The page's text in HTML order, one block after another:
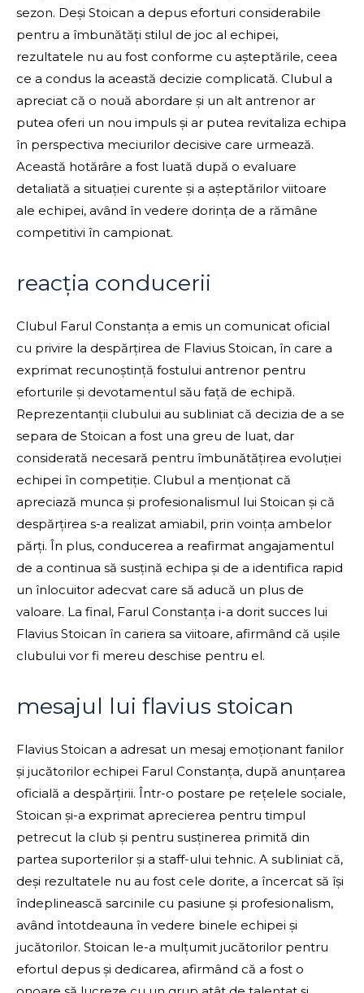
sezon. Deși Stoican a depus eforturi considerabile
pentru a îmbunătăți stilul de joc al echipei,
rezultatele nu au fost conforme cu așteptările, ceea
ce a condus la această decizie complicată. Clubul a
apreciat că o nouă abordare și un alt antrenor ar
putea oferi un nou impuls și ar putea revitaliza echipa
în perspectiva meciurilor decisive care urmează.
Această hotărâre a fost luată după o evaluare
detaliată a situației curente și a așteptărilor viitoare
ale echipei, având în vedere dorința de a rămâne
competitivi în campionat.
reacția conducerii
Clubul Farul Constanța a emis un comunicat oficial
cu privire la despărțirea de Flavius Stoican, în care a
exprimat recunoștință fostului antrenor pentru
eforturile și devotamentul său față de echipă.
Reprezentanții clubului au subliniat că decizia de a se
separa de Stoican a fost una greu de luat, dar
considerată necesară pentru îmbunătățirea evoluției
echipei în competiție. Clubul a menționat că
apreciază munca și profesionalismul lui Stoican și că
despărțirea s-a realizat amiabil, prin voința ambelor
părți. În plus, conducerea a reafirmat angajamentul
de a continua să susțină echipa și de a identifica rapid
un înlocuitor adecvat care să aducă un plus de
valoare. La final, Farul Constanța i-a dorit succes lui
Flavius Stoican în cariera sa viitoare, afirmând că ușile
clubului vor fi mereu deschise pentru el.
mesajul lui flavius stoican
Flavius Stoican a adresat un mesaj emoționant fanilor
și jucătorilor echipei Farul Constanța, după anunțarea
oficială a despărțirii. Într-o postare pe rețelele sociale,
Stoican și-a exprimat aprecierea pentru timpul
petrecut la club și pentru susținerea primită din
partea suporterilor și a staff-ului tehnic. A subliniat că,
deși rezultatele nu au fost cele dorite, a încercat să își
îndeplinească sarcinile cu pasiune și profesionalism,
având întotdeauna în vedere binele echipei și
jucătorilor. Stoican le-a mulțumit jucătorilor pentru
efortul depus și dedicarea, afirmând că a fost o